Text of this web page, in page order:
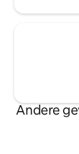
Andere